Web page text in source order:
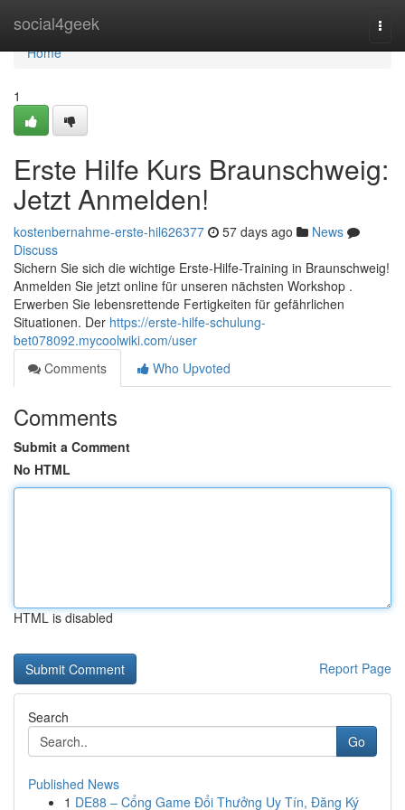
social4geek
Home
Home
1
Erste Hilfe Kurs Braunschweig:
Jetzt Anmelden!
kostenbernahme-erste-hil626377 57 days ago
News
Discuss
Sichern Sie sich die wichtige Erste-Hilfe-Training in Braunschweig!
Anmelden Sie jetzt online für unseren nächsten Workshop .
Erwerben Sie lebensrettende Fertigkeiten für gefährlichen
Situationen. Der https://erste-hilfe-schulung-
bet078092.mycoolwiki.com/user
Comments
Who Upvoted
Comments
Submit a Comment
No HTML
HTML is disabled
Report Page
Search
Go
Published News
1 DE88 – Cổng Game Đổi Thưởng Uy Tín, Đăng Ký